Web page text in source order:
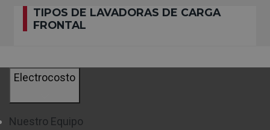
¿QUÉ TENER EN CUENTA AL
Como te comentamos antes, la velocidad es otra de las
TIPOS DE LAVADORAS DE CARGA
FRONTAL
Electrocosto
Nuestro Equipo